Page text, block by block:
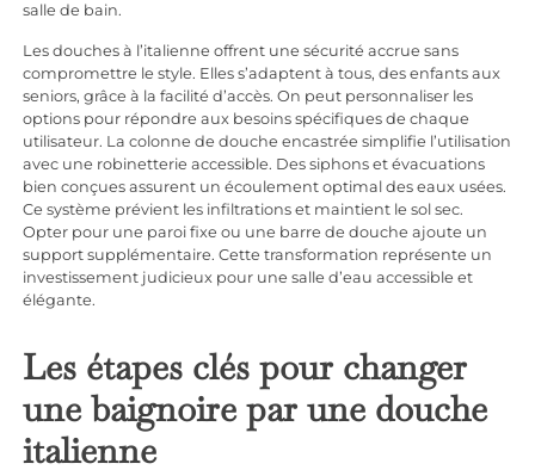
salle de bain.
Les douches à l’italienne offrent une sécurité accrue sans
compromettre le style. Elles s’adaptent à tous, des enfants aux
seniors, grâce à la facilité d’accès. On peut personnaliser les
options pour répondre aux besoins spécifiques de chaque
utilisateur. La colonne de douche encastrée simplifie l’utilisation
avec une robinetterie accessible. Des siphons et évacuations
bien conçues assurent un écoulement optimal des eaux usées.
Ce système prévient les infiltrations et maintient le sol sec.
Opter pour une paroi fixe ou une barre de douche ajoute un
support supplémentaire. Cette transformation représente un
investissement judicieux pour une salle d’eau accessible et
élégante.
Les étapes clés pour changer
une baignoire par une douche
italienne